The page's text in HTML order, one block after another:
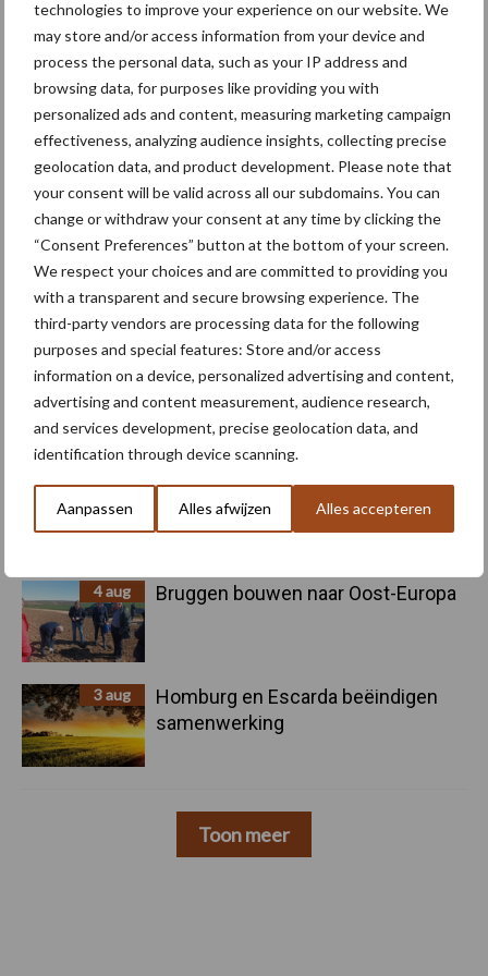
technologies to improve your experience on our website. We
may store and/or access information from your device and
process the personal data, such as your IP address and
browsing data, for purposes like providing you with
personalized ads and content, measuring marketing campaign
effectiveness, analyzing audience insights, collecting precise
geolocation data, and product development. Please note that
your consent will be valid across all our subdomains. You can
change or withdraw your consent at any time by clicking the
“Consent Preferences” button at the bottom of your screen.
We respect your choices and are committed to providing you
with a transparent and secure browsing experience. The
third-party vendors are processing data for the following
purposes and special features: Store and/or access
information on a device, personalized advertising and content,
advertising and content measurement, audience research,
and services development, precise geolocation data, and
identification through device scanning.
Aanpassen Alles afwijzen Alles accepteren
Primaire
Sidebar
Recent nieuws Partner nieuws
6 aug
"Hoge verwachtingen van schijven
voor kouters"
5 aug
Oogst biologische aardappelen in
volle gang
5 aug
Nieuwe compacte gedragen
pootcombinatie van AVR
4 aug Bruggen bouwen naar Oost-Europa
3 aug
Homburg en Escarda beëindigen
samenwerking
Toon meer
Toon meer